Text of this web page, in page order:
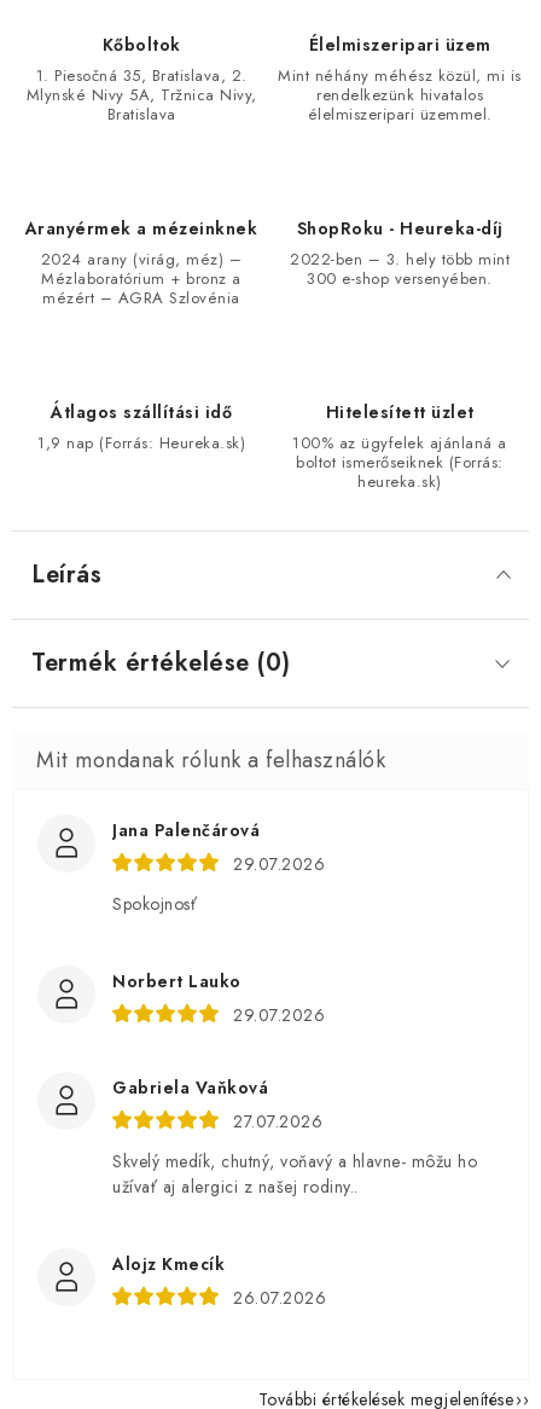
Kőboltok
1. Piesočná 35, Bratislava, 2.
Mlynské Nivy 5A, Tržnica Nivy,
Bratislava
Élelmiszeripari üzem
Mint néhány méhész közül, mi is
rendelkezünk hivatalos
élelmiszeripari üzemmel.
Aranyérmek a mézeinknek
2024 arany (virág, méz) –
Mézlaboratórium + bronz a
mézért – AGRA Szlovénia
ShopRoku - Heureka-díj
2022-ben – 3. hely több mint
300 e-shop versenyében.
Átlagos szállítási idő
1,9 nap (Forrás: Heureka.sk)
Hitelesített üzlet
100% az ügyfelek ajánlaná a
boltot ismerőseiknek (Forrás:
heureka.sk)
Leírás
Termék értékelése (0)
Jana Palenčárová
29.07.2026
Spokojnosť
Norbert Lauko
29.07.2026
Gabriela Vaňková
27.07.2026
Skvelý medík, chutný, voňavý a hlavne- môžu ho
užívať aj alergici z našej rodiny..
Alojz Kmecík
26.07.2026
További értékelések megjelenítése